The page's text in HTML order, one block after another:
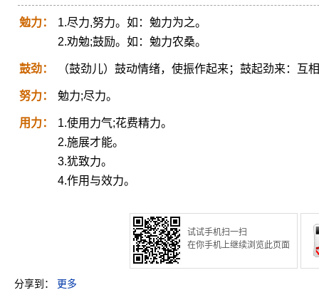
勉力：
1.尽力,努力。如：勉力为之。
2.劝勉;鼓励。如：勉力农桑。
鼓劲： （鼓劲儿）鼓动情绪，使振作起来；鼓起劲来：互
努力： 勉力;尽力。
用力：
1.使用力气;花费精力。
2.施展才能。
3.犹致力。
4.作用与效力。
试试手机扫一扫
在你手机上继续浏览此页面
分享到： 更多